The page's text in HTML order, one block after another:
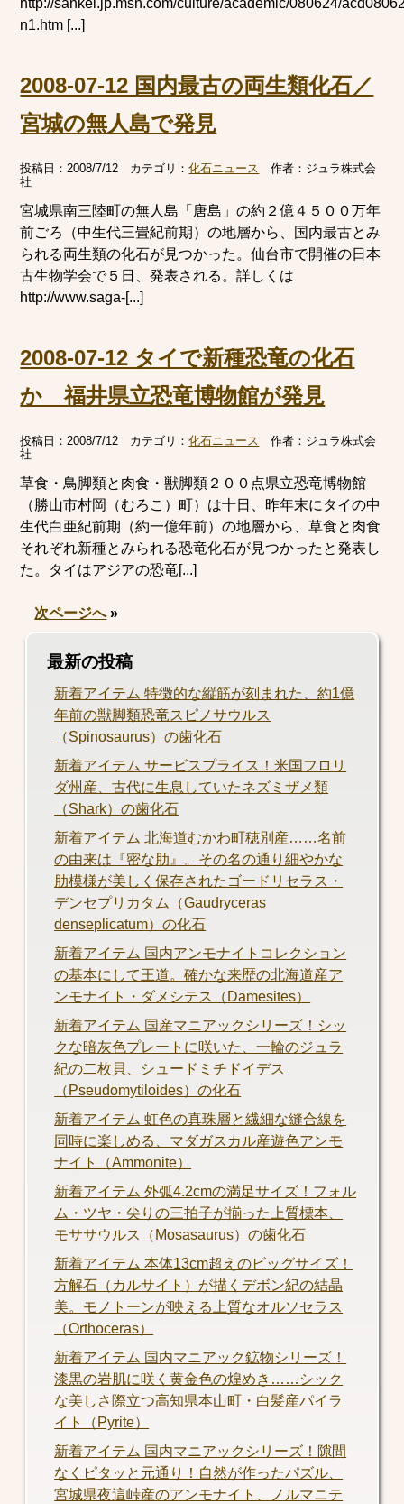
http://sankei.jp.msn.com/culture/academic/080624/
n1.htm [...]
2008-07-12 国内最古の両生類化石／
宮城の無人島で発見
投稿日：2008/7/12 カテゴリ：化石ニュース 作者： ジュラ株式会
社
宮城県南三陸町の無人島「唐島」の約２億４５００万年
前ごろ（中生代三畳紀前期）の地層から、国内最古とみ
られる両生類の化石が見つかった。仙台市で開催の日本
古生物学会で５日、発表される。詳しくは
http://www.saga-[...]
2008-07-12 タイで新種恐竜の化石
か 福井県立恐竜博物館が発見
投稿日：2008/7/12 カテゴリ：化石ニュース 作者： ジュラ株式会
社
草食・鳥脚類と肉食・獣脚類２００点県立恐竜博物館
（勝山市村岡（むろこ）町）は十日、昨年末にタイの中
生代白亜紀前期（約一億年前）の地層から、草食と肉食
それぞれ新種とみられる恐竜化石が見つかったと発表し
た。タイはアジアの恐竜[...]
次ページへ»
最新の投稿
新着アイテム 特徴的な縦筋が刻まれた、約1億
年前の獣脚類恐竜スピノサウルス
（Spinosaurus）の歯化石
新着アイテム サービスプライス！米国フロリ
ダ州産、古代に生息していたネズミザメ類
（Shark）の歯化石
新着アイテム 北海道むかわ町穂別産……名前
の由来は『密な肋』。その名の通り細やかな
肋模様が美しく保存されたゴードリセラス・
デンセプリカタム（Gaudryceras
denseplicatum）の化石
新着アイテム 国内アンモナイトコレクション
の基本にして王道。確かな来歴の北海道産ア
ンモナイト・ダメシテス（Damesites）
新着アイテム 国産マニアックシリーズ！シッ
クな暗灰色プレートに咲いた、一輪のジュラ
紀の二枚貝、シュードミチドイデス
（Pseudomytiloides）の化石
新着アイテム 虹色の真珠層と繊細な縫合線を
同時に楽しめる、マダガスカル産遊色アンモ
ナイト（Ammonite）
新着アイテム 外弧4.2cmの満足サイズ！フォル
ム・ツヤ・尖りの三拍子が揃った上質標本、
モササウルス（Mosasaurus）の歯化石
新着アイテム 本体13cm超えのビッグサイズ！
方解石（カルサイト）が描くデボン紀の結晶
美。モノトーンが映える上質なオルソセラス
（Orthoceras）
新着アイテム 国内マニアック鉱物シリーズ！
漆黒の岩肌に咲く黄金色の煌めき……シック
な美しさ際立つ高知県本山町・白髪産パイラ
イト（Pyrite）
新着アイテム 国内マニアックシリーズ！隙間
なくピタッと元通り！自然が作ったパズル、
宮城県夜這峠産のアンモナイト、ノルマニテ